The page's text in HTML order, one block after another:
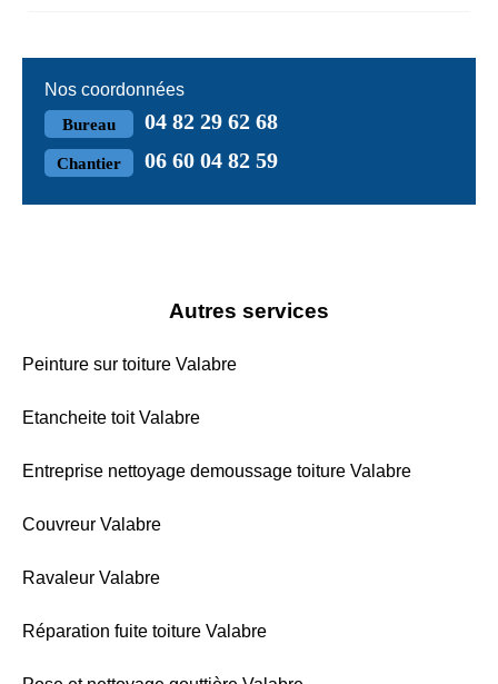
Nos coordonnées
Bureau 04 82 29 62 68
Chantier 06 60 04 82 59
Autres services
Peinture sur toiture Valabre
Etancheite toit Valabre
Entreprise nettoyage demoussage toiture Valabre
Couvreur Valabre
Ravaleur Valabre
Réparation fuite toiture Valabre